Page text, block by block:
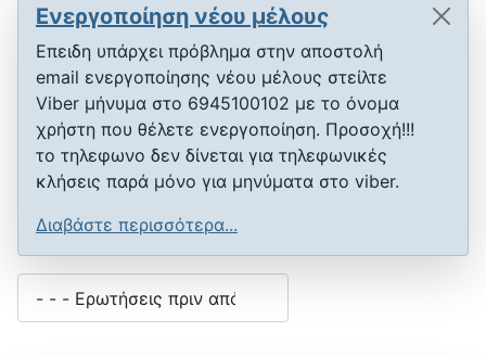
Ενεργοποίηση νέου μέλους
Επειδη υπάρχει πρόβλημα στην αποστολή
email ενεργοποίησης νέου μέλους στείλτε
Viber μήνυμα στο 6945100102 με το όνομα
χρήστη που θέλετε ενεργοποίηση. Προσοχή!!!
το τηλεφωνο δεν δίνεται για τηλεφωνικές
κλήσεις παρά μόνο για μηνύματα στο viber.
Διαβάστε περισσότερα...